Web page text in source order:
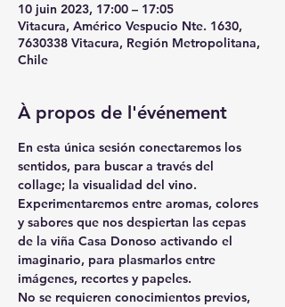
10 juin 2023, 17:00 – 17:05
Vitacura, Américo Vespucio Nte. 1630,
7630338 Vitacura, Región Metropolitana,
Chile
À propos de l'événement
En esta única sesión conectaremos los
sentidos, para buscar a través del
collage; la visualidad del vino.
Experimentaremos entre aromas, colores
y sabores que nos despiertan las cepas
de la viña Casa Donoso activando el
imaginario, para plasmarlos entre
imágenes, recortes y papeles.
No se requieren conocimientos previos,